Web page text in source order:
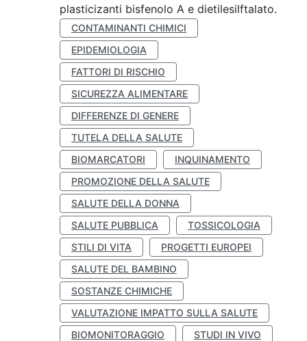
plasticizanti bisfenolo A e dietilesilftalato.
CONTAMINANTI CHIMICI
EPIDEMIOLOGIA
FATTORI DI RISCHIO
SICUREZZA ALIMENTARE
DIFFERENZE DI GENERE
TUTELA DELLA SALUTE
BIOMARCATORI
INQUINAMENTO
PROMOZIONE DELLA SALUTE
SALUTE DELLA DONNA
SALUTE PUBBLICA
TOSSICOLOGIA
STILI DI VITA
PROGETTI EUROPEI
SALUTE DEL BAMBINO
SOSTANZE CHIMICHE
VALUTAZIONE IMPATTO SULLA SALUTE
BIOMONITORAGGIO
STUDI IN VIVO